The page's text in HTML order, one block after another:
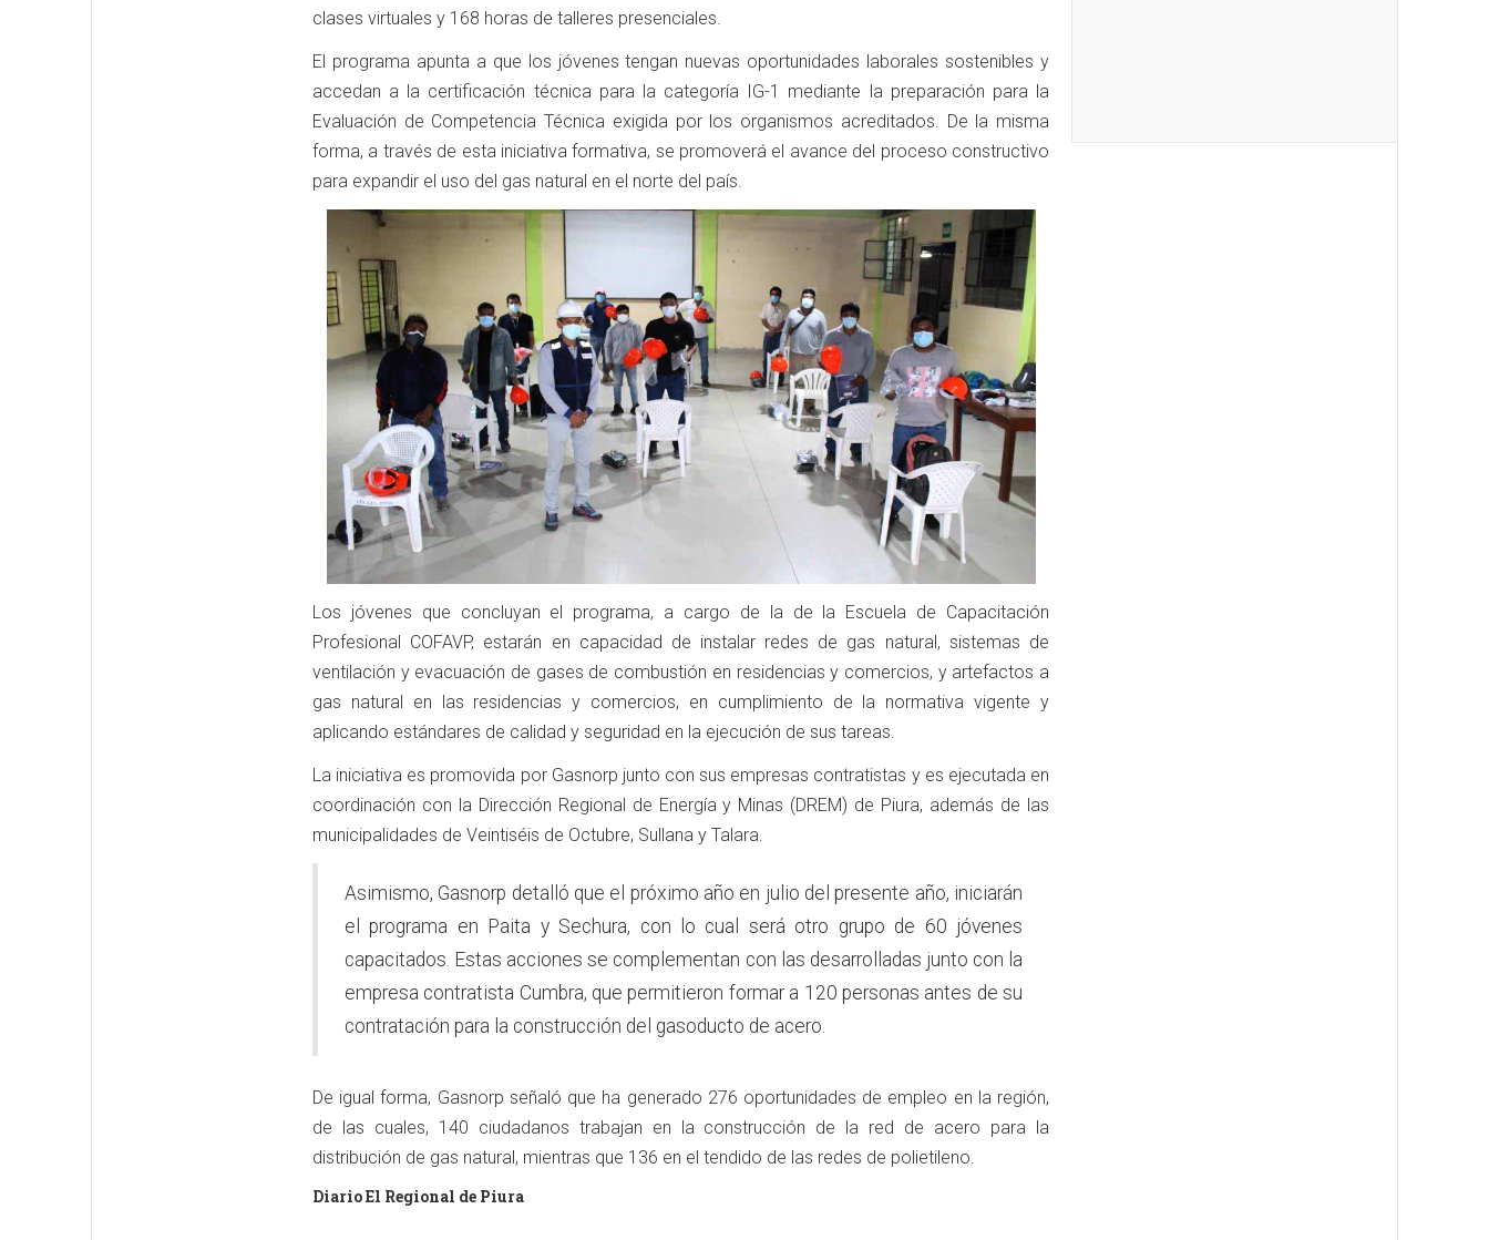
clases virtuales y 168 horas de talleres presenciales.
El programa apunta a que los jóvenes tengan nuevas oportunidades laborales sostenibles y
accedan a la certificación técnica para la categoría IG-1 mediante la preparación para la
Evaluación de Competencia Técnica exigida por los organismos acreditados. De la misma
forma, a través de esta iniciativa formativa, se promoverá el avance del proceso constructivo
para expandir el uso del gas natural en el norte del país.
Los jóvenes que concluyan el programa, a cargo de la de la Escuela de Capacitación
Profesional COFAVP, estarán en capacidad de instalar redes de gas natural, sistemas de
ventilación y evacuación de gases de combustión en residencias y comercios, y artefactos a
gas natural en las residencias y comercios, en cumplimiento de la normativa vigente y
aplicando estándares de calidad y seguridad en la ejecución de sus tareas.
La iniciativa es promovida por Gasnorp junto con sus empresas contratistas y es ejecutada en
coordinación con la Dirección Regional de Energía y Minas (DREM) de Piura, además de las
municipalidades de Veintiséis de Octubre, Sullana y Talara.
Asimismo, Gasnorp detalló que el próximo año en julio del presente año, iniciarán
el programa en Paita y Sechura, con lo cual será otro grupo de 60 jóvenes
capacitados. Estas acciones se complementan con las desarrolladas junto con la
empresa contratista Cumbra, que permitieron formar a 120 personas antes de su
contratación para la construcción del gasoducto de acero.
De igual forma, Gasnorp señaló que ha generado 276 oportunidades de empleo en la región,
de las cuales, 140 ciudadanos trabajan en la construcción de la red de acero para la
distribución de gas natural, mientras que 136 en el tendido de las redes de polietileno.
Diario El Regional de Piura